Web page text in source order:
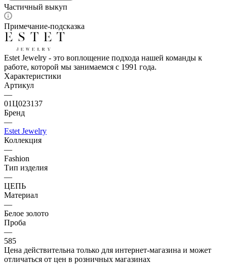
Частичный выкуп
Примечание-подсказка
Estet Jewelry - это воплощение подхода нашей команды к
работе, которой мы занимаемся с 1991 года.
Характеристики
Артикул
—
01Ц023137
Бренд
—
Estet Jewelry
Коллекция
—
Fashion
Тип изделия
—
ЦЕПЬ
Материал
—
Белое золото
Проба
—
585
Цена действительна только для интернет-магазина и может
отличаться от цен в розничных магазинах